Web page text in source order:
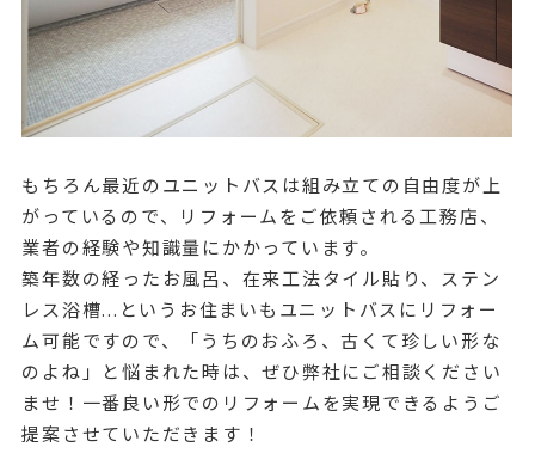
もちろん最近のユニットバスは組み立ての自由度が上
がっているので、リフォームをご依頼される工務店、
業者の経験や知識量にかかっています。
築年数の経ったお風呂、在来工法タイル貼り、ステン
レス浴槽...というお住まいもユニットバスにリフォー
ム可能ですので、「うちのおふろ、古くて珍しい形な
のよね」と悩まれた時は、ぜひ弊社にご相談ください
ませ！一番良い形でのリフォームを実現できるようご
提案させていただきます！